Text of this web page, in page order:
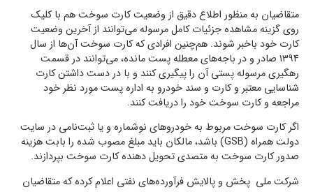
متقاضیان به منظور اطلاع دقیق از وضعیت کارت سوخت هم با کلیک
روی گزینه مشاهده جزئیات کامل مرسوله می‌توانند از آخرین وضعیت
کارت خود باخبر شوند. هم‌چنین افرادی که کارت سوخت آن‌ها از سال
۱۳۹۴ صادر و در باجه‌های معطله پست مانده، می‌توانند در قسمت
رهگیری مرسوله پستی آن را پیگیری کنند و با در دست داشتن کارت
شناسایی معتبر و کارت و سند خودرو به اداره پست مورد نظر خود
مراجعه و کارت سوخت خود را دریافت کنند.
اگر کارت سوخت مربوط به خودروهای نوشماره و یا ثبت‌نامی در سایت
دولت همراه (GSB) باشد، مالکان باید مبلغ مصوب شده را بابت هزینه
صدور کارت سوخت به متصدی تحویل دهنده کارت سوخت بپردازند.
شرکت ملی پخش و پالایش فرآورده‌های نفتی اعلام کرده که متقاضیان